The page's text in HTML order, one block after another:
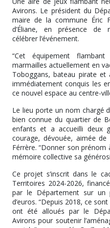
Avirons. Le président du
maire de la commune Éric
d’Éliane, en présence de
célébrer l’événement.
“Cet équipement
marmailles actuellement en
Toboggans, bateau pirate
immédiatement conquis les
ce nouvel espace au centre-
Le lieu porte un nom chargé
bien connue du quartier de
enfants et a accueilli deux
courage, dévouée, aimée
Férrère. “Donner son prénom
mémoire collective sa
Ce projet s’inscrit dans le
Territoires 2024-2026,
par le Département sur un
d’euros. “Depuis 2018, ce
ont été alloués par le
Avirons pour soutenir